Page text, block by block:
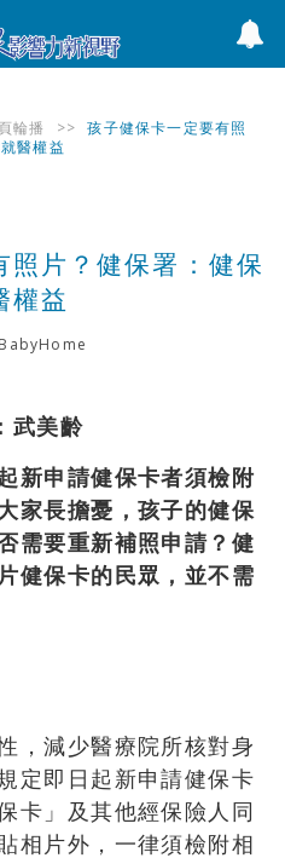
輪播 >>
孩子健保卡一定要有照
醫權益
片？健保署：健保
權益
BabyHome
美齡
新申請健保卡者須檢附
家長擔憂，孩子的健保
需要重新補照申請？健
健保卡的民眾，並不需
，減少醫療院所核對身
定即日起新申請健保卡
卡」及其他經保險人同
相片外，一律須檢附相